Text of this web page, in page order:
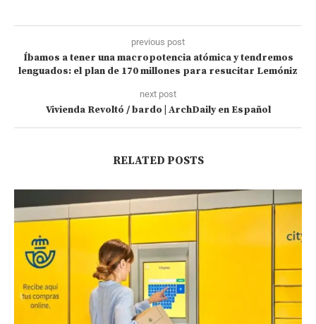
previous post
Íbamos a tener una macropotencia atómica y tendremos
lenguados: el plan de 170 millones para resucitar Lemóniz
next post
Vivienda Revoltó / bardo | ArchDaily en Español
RELATED POSTS